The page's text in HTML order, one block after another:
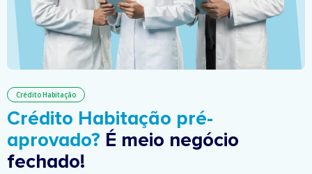
Crédito Habitação
Crédito Habitação pré-
aprovado? É meio negócio
fechado!